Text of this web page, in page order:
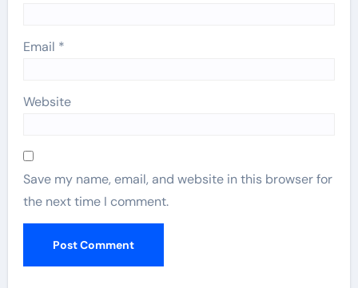
Email *
Website
Save my name, email, and website in this browser for
the next time I comment.